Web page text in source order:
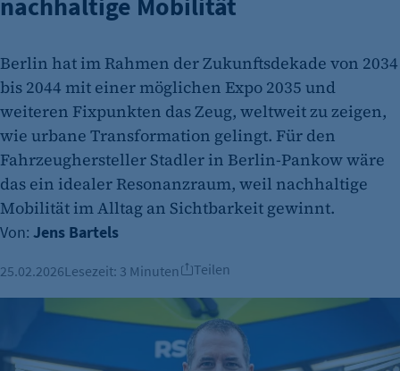
Berlin hat im Rahmen der Zukunftsdekade von 2034
bis 2044 mit einer möglichen Expo 2035 und
weiteren Fixpunkten das Zeug, weltweit zu zeigen,
wie urbane Transformation gelingt. Für den
Fahrzeughersteller Stadler in Berlin-Pankow wäre
das ein idealer Resonanzraum, weil nachhaltige
Mobilität im Alltag an Sichtbarkeit gewinnt.
Von: Jens Bartels
25.02.2026Lesezeit: 3 Minuten Teilen